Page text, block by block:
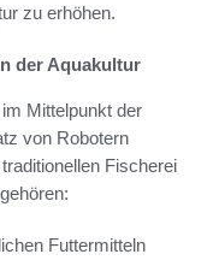
zu erhöhen.
der Aquakultur
Mittelpunkt der
von Robotern
Fischerei
Futtermitteln